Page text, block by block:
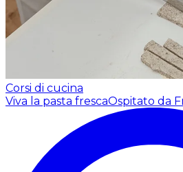
Corsi di cucina
Viva la pasta frescaOspitato da